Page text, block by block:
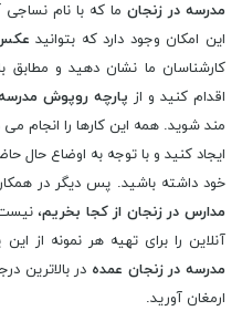
مدرسه در زنجان ما که با نام نساجی
این امکان وجود دارد که بتوانید
کارشناسان ما نشان دهید و مطابق
اقدام کنید و از پارچه روپوش
مند شوید. همه این کارها را انجام
ایجاد کنید و با توجه به اوضاع حال
خود داشته باشید. پس دیگر در
مدارس در زنجان از کجا بخریم،
آنلاین را برای تهیه هر نمونه از
مدرسه در زنجان عمده در بالاترین
ارمغان آورید.